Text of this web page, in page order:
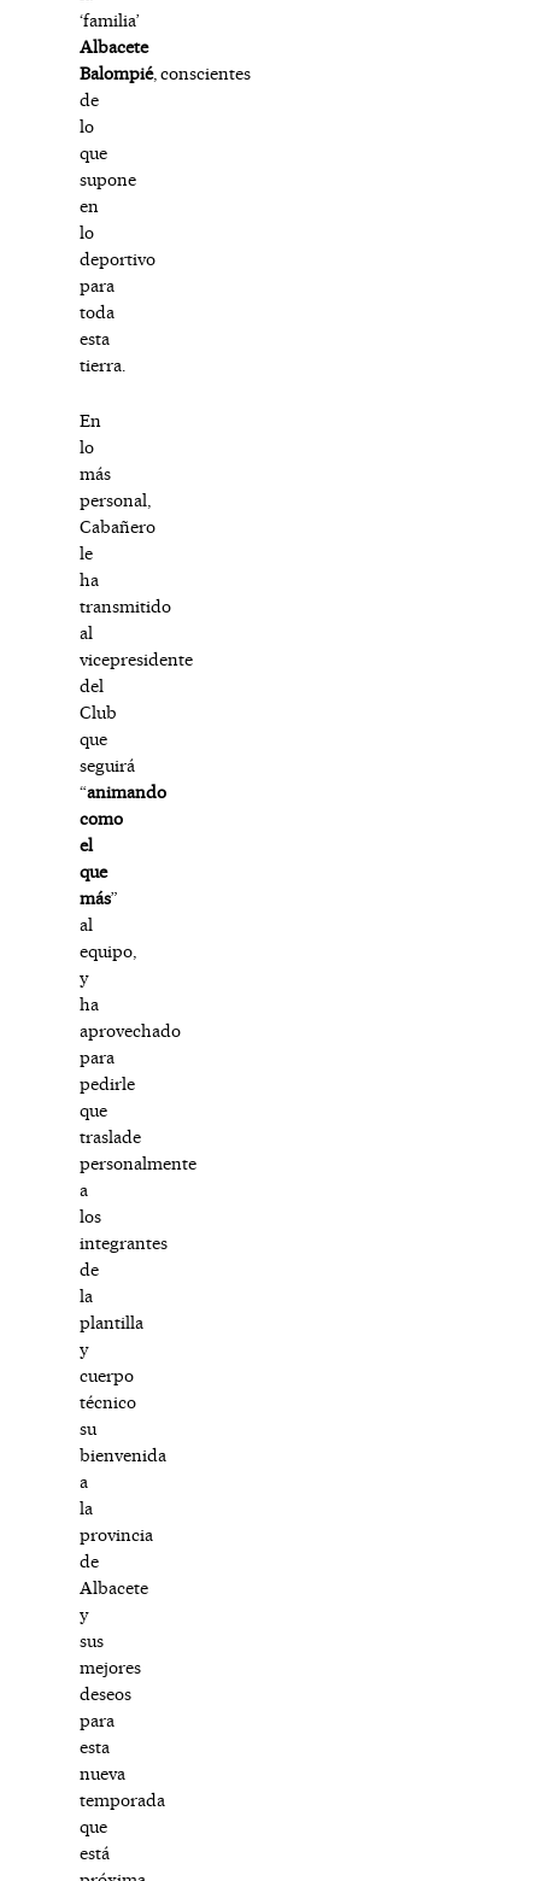
‘familia’
Albacete
Balompié, conscientes
de
lo
que
supone
en
lo
deportivo
para
toda
esta
tierra.
En
lo
más
personal,
Cabañero
le
ha
transmitido
al
vicepresidente
del
Club
que
seguirá
“animando
como
el
que
más”
al
equipo,
y
ha
aprovechado
para
pedirle
que
traslade
personalmente
a
los
integrantes
de
la
plantilla
y
cuerpo
técnico
su
bienvenida
a
la
provincia
de
Albacete
y
sus
mejores
deseos
para
esta
nueva
temporada
que
está